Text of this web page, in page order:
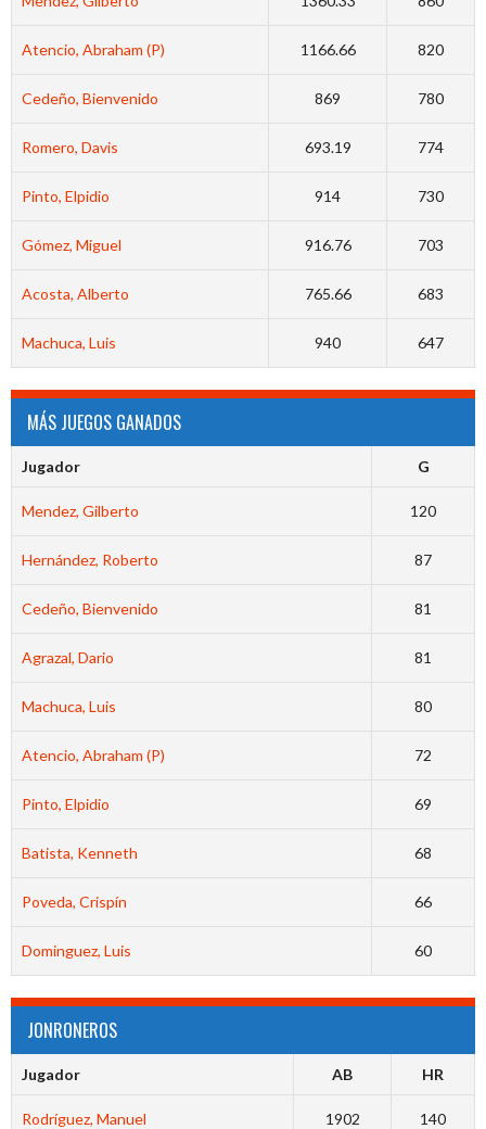
Atencio, Abraham (P) 1166.66 820
Cedeño, Bienvenido 869 780
Romero, Davis 693.19 774
Pinto, Elpidio 914 730
Gómez, Miguel 916.76 703
Acosta, Alberto 765.66 683
Machuca, Luis 940 647
MÁS JUEGOS GANADOS
Jugador G
Mendez, Gilberto 120
Hernández, Roberto 87
Cedeño, Bienvenido 81
Agrazal, Dario 81
Machuca, Luis 80
Atencio, Abraham (P) 72
Pinto, Elpidio 69
Batista, Kenneth 68
Poveda, Crispín 66
Dominguez, Luis 60
JONRONEROS
Jugador AB HR
Rodríguez, Manuel 1902 140